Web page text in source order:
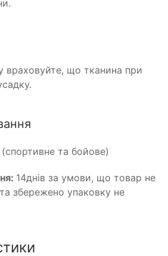
враховуйте, що тканина при
та бойове)
14днів за умови, що товар не
збережено упаковку не